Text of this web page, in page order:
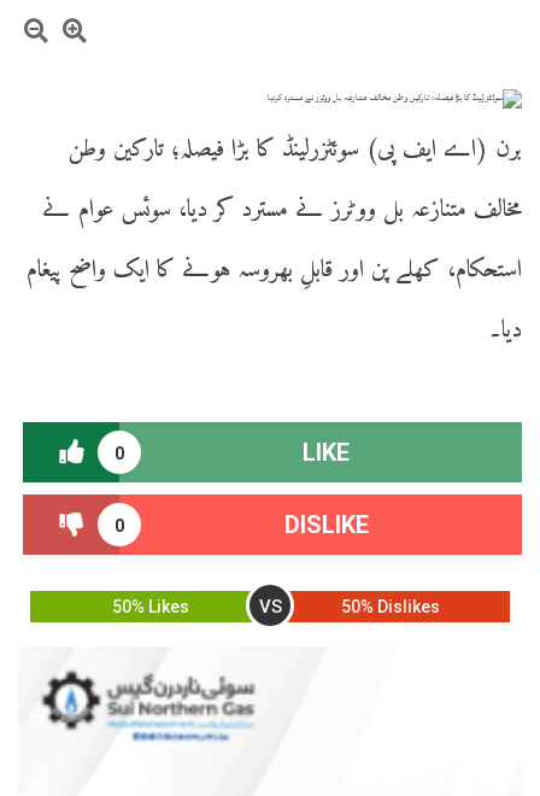
برن (اے ایف پی) سوئٹزرلینڈ کا بڑا فیصلہ؛ تارکین وطن
مخالف متنازعہ بل ووٹرز نے مسترد کر دیا، سوئس عوام نے
استحکام، کھلے پن اور قابلِ بھروسہ ہونے کا ایک واضح پیغام
دیا۔
0 LIKE
0 DISLIKE
50% Likes VS 50% Dislikes